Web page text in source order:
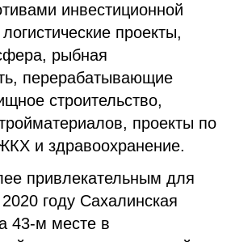
инвестиционной
проекты,
рыбная
перерабатывающие
строительство,
проекты по
и здравоохранение.
привлекательным для
году Сахалинская
43-м месте в